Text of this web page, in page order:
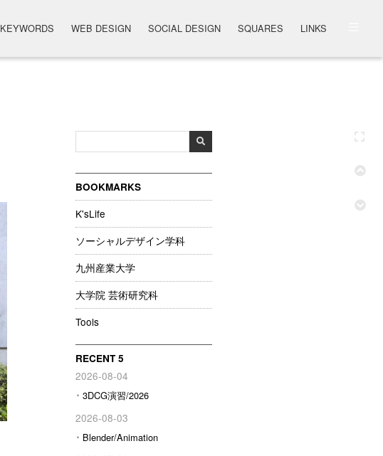
KEYWORDS WEB DESIGN SOCIAL DESIGN SQUARES LINKS
BOOKMARKS
K'sLife
ソーシャルデザイン学科
九州産業大学
大学院 芸術研究科
Tools
RECENT 5
2026-08-04
3DCG演習/2026
2026-08-03
Blender/Animation